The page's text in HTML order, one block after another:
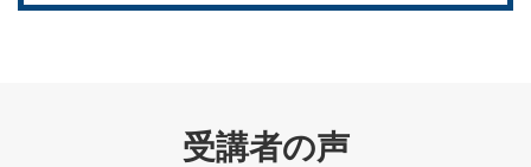
受講者の声